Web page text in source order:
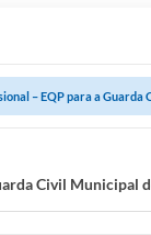
– EQP para a Guarda
Civil Municipal